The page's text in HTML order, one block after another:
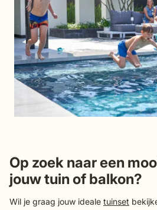
Op zoek naar een
jouw tuin of balkon?
Wil je graag jouw ideale tuinset